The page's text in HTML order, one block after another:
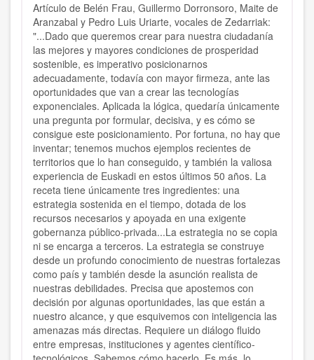
Artículo de Belén Frau, Guillermo Dorronsoro, Maite de
Aranzabal y Pedro Luis Uriarte, vocales de Zedarriak:
"...Dado que queremos crear para nuestra ciudadanía
las mejores y mayores condiciones de prosperidad
sostenible, es imperativo posicionarnos
adecuadamente, todavía con mayor firmeza, ante las
oportunidades que van a crear las tecnologías
exponenciales. Aplicada la lógica, quedaría únicamente
una pregunta por formular, decisiva, y es cómo se
consigue este posicionamiento. Por fortuna, no hay que
inventar; tenemos muchos ejemplos recientes de
territorios que lo han conseguido, y también la valiosa
experiencia de Euskadi en estos últimos 50 años. La
receta tiene únicamente tres ingredientes: una
estrategia sostenida en el tiempo, dotada de los
recursos necesarios y apoyada en una exigente
gobernanza público-privada...La estrategia no se copia
ni se encarga a terceros. La estrategia se construye
desde un profundo conocimiento de nuestras fortalezas
como país y también desde la asunción realista de
nuestras debilidades. Precisa que apostemos con
decisión por algunas oportunidades, las que están a
nuestro alcance, y que esquivemos con inteligencia las
amenazas más directas. Requiere un diálogo fluido
entre empresas, instituciones y agentes científico-